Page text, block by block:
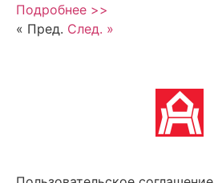
Подробнее >>
« Пред. След. »